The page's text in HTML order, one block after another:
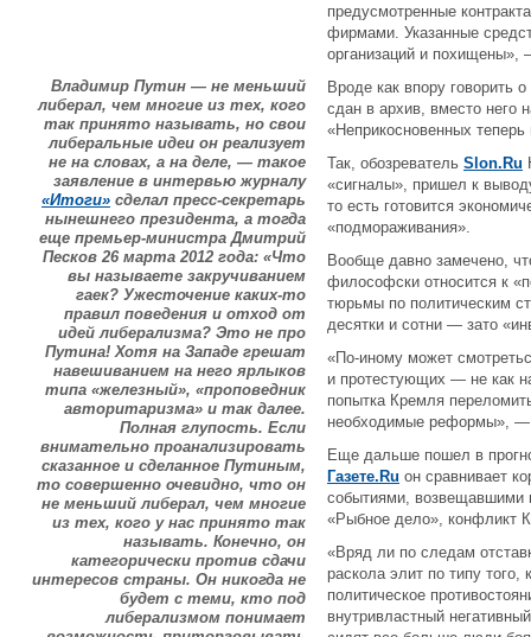
предусмотренные
фирмами. Указанные
организаций и
Владимир Путин — не меньший
либерал, чем многие из тех, кого
так принято называть, но свои
либеральные идеи он реализует
не на словах, а на деле, — такое
заявление в интервью журналу
«Итоги» сделал пресс-секретарь
нынешнего президента, а тогда
еще премьер-министра Дмитрий
Песков 26 марта 2012 года: «Что
вы называете закручиванием
гаек? Ужесточение каких-то
правил поведения и отход от
идей либерализма? Это не про
Путина! Хотя на Западе грешат
навешиванием на него ярлыков
типа «железный», «проповедник
авторитаризма» и так далее.
Полная глупость. Если
внимательно проанализировать
сказанное и сделанное Путиным,
то совершенно очевидно, что он
не меньший либерал, чем многие
из тех, кого у нас принято так
называть. Конечно, он
категорически против сдачи
интересов страны. Он никогда не
будет с теми, кто под
либерализмом понимает
Вроде как впору говорить
сдан в архив, вместо него
«Неприкосновенных теперь
Так, обозреватель Slon.Ru
«сигналы», пришел к
то есть готовится
«подмораживания».
Вообще давно замечено,
философски относится к
тюрьмы по политическим
десятки и сотни — зато
«По-иному может
и протестующих — не как
попытка Кремля
необходимые реформы», —
Еще дальше пошел в
Газете.Ru он сравнивает
событиями, возвещавшими
«Рыбное дело», конфликт
«Вряд ли по следам
раскола элит по типу того,
политическое
внутривластный